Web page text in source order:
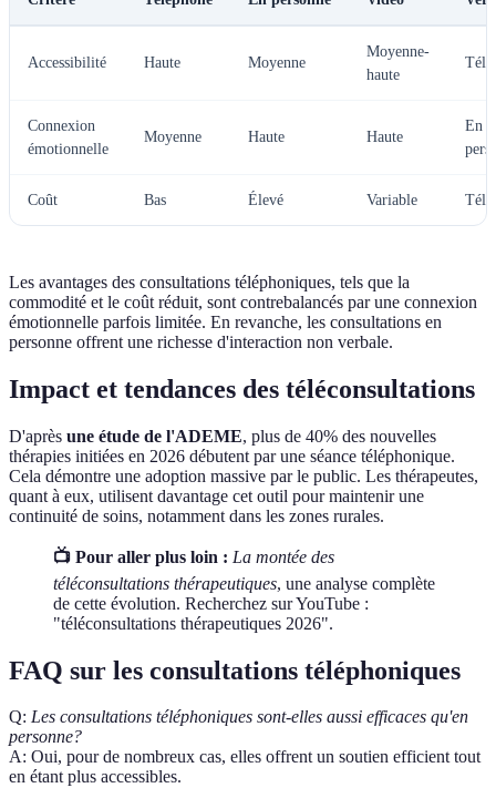
Accessibilité Haute Moyenne
Moyenne-
haute
Connexion
émotionnelle
Moyenne Haute Haute
En
Coût Bas Élevé Variable
Les avantages des consultations téléphoniques, tels que la
commodité et le coût réduit, sont contrebalancés par une connexion
émotionnelle parfois limitée. En revanche, les consultations en
personne offrent une richesse d'interaction non verbale.
Impact et tendances des téléconsultations
D'après une étude de l'ADEME, plus de 40% des nouvelles
thérapies initiées en 2026 débutent par une séance téléphonique.
Cela démontre une adoption massive par le public. Les thérapeutes,
quant à eux, utilisent davantage cet outil pour maintenir une
continuité de soins, notamment dans les zones rurales.
📺 Pour aller plus loin : La montée des
téléconsultations thérapeutiques, une analyse complète
de cette évolution. Recherchez sur YouTube :
"téléconsultations thérapeutiques 2026".
FAQ sur les consultations téléphoniques
Q: Les consultations téléphoniques sont-elles aussi efficaces qu'en
personne?
A: Oui, pour de nombreux cas, elles offrent un soutien efficient tout
en étant plus accessibles.